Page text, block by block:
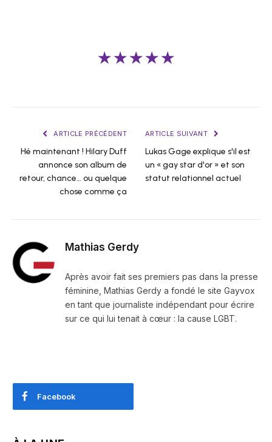
★★★★★
ARTICLE PRÉCÉDENT
Hé maintenant ! Hilary Duff
annonce son album de
retour, chance… ou quelque
chose comme ça
ARTICLE SUIVANT
Lukas Gage explique s'il est
un « gay star d'or » et son
statut relationnel actuel
Mathias Gerdy
Après avoir fait ses premiers pas dans la presse
féminine, Mathias Gerdy a fondé le site Gayvox
en tant que journaliste indépendant pour écrire
sur ce qui lui tenait à cœur : la cause LGBT.
Facebook